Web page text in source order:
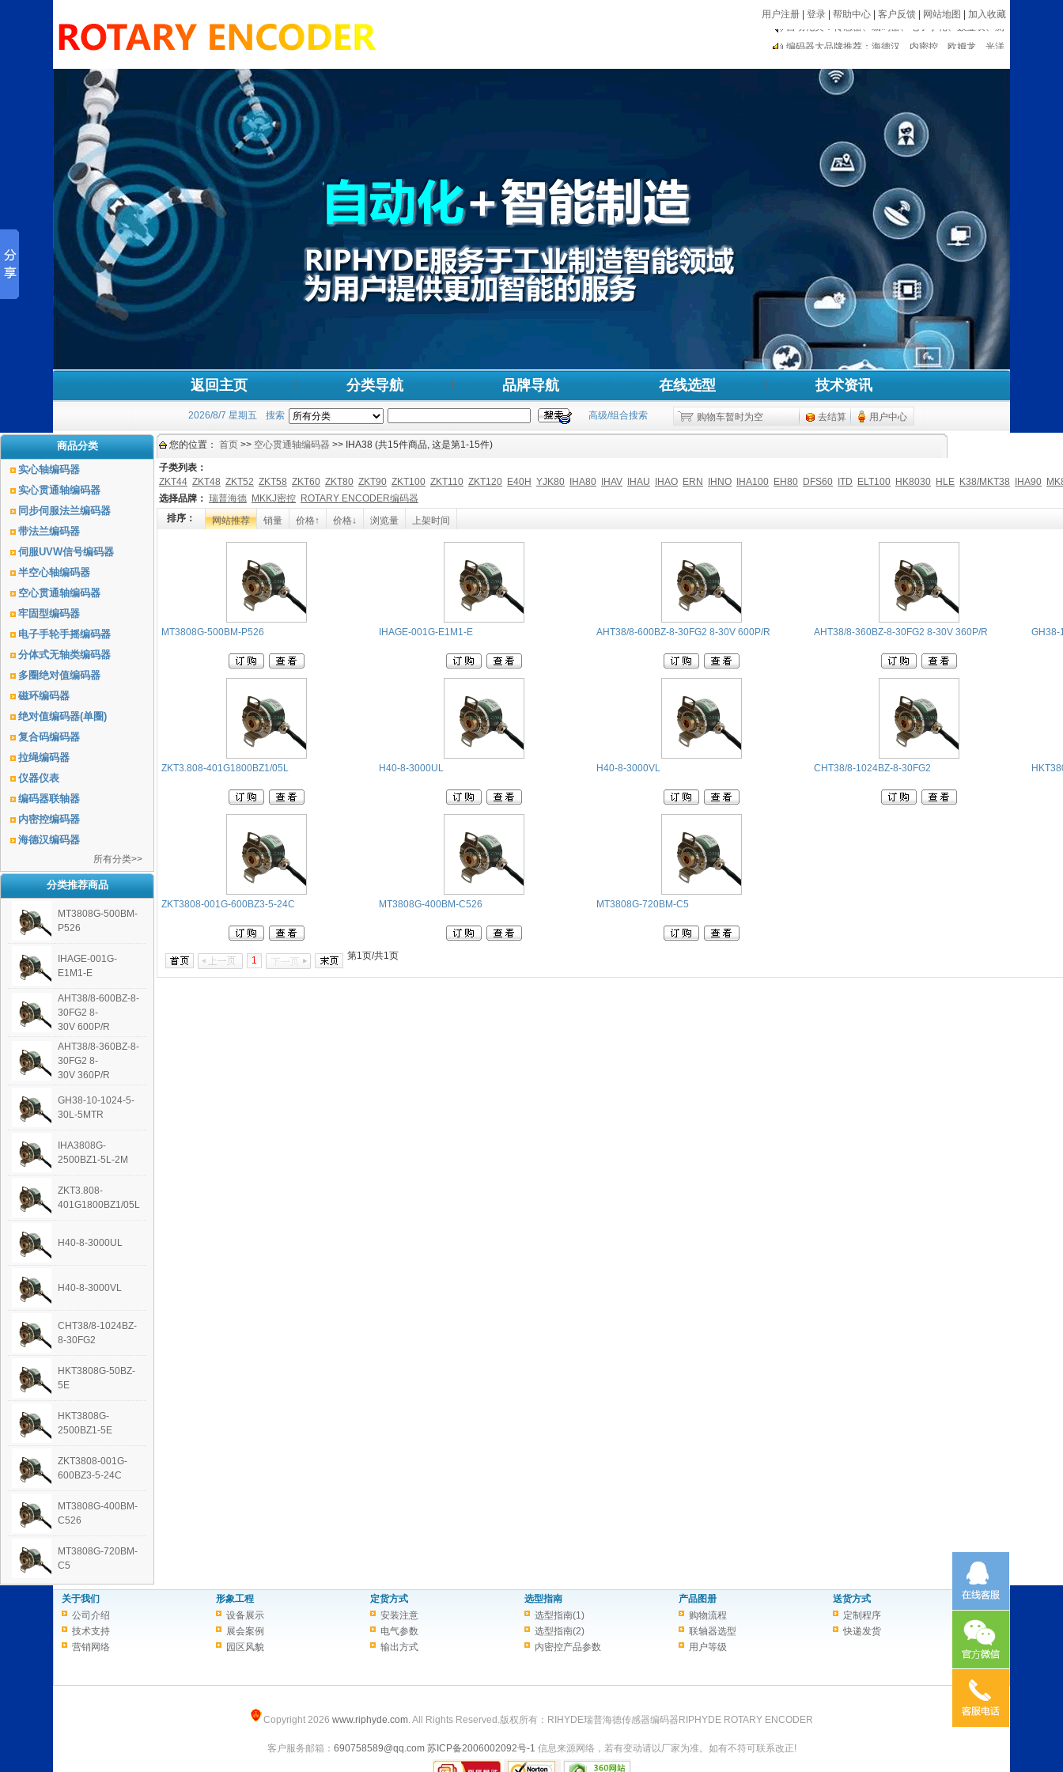
用户注册 登录 帮助中心 客户反馈 网站地图 加入收藏
速器等设备
编码器大品牌推荐：海德汉、内密控、欧姆龙、光洋
自动化类：传感器、编码器、电子手轮、数显表、测
返回主页 分类导航 品牌导航 在线选型 技术资讯
2026/8/7 星期五 搜索 高级/组合搜索 购物车暂时为空 去结算 用户中心
商品分类
实心轴编码器
实心贯通轴编码器
同步伺服法兰编码器
带法兰编码器
伺服UVW信号编码器
半空心轴编码器
空心贯通轴编码器
牢固型编码器
电子手轮手摇编码器
分体式无轴类编码器
多圈绝对值编码器
磁环编码器
绝对值编码器(单圈)
复合码编码器
拉绳编码器
仪器仪表
编码器联轴器
内密控编码器
海德汉编码器
所有分类>>
分类推荐商品
MT3808G-500BM-
P526
IHAGE-001G-
E1M1-E
AHT38/8-600BZ-8-
30FG2 8-
30V 600P/R
AHT38/8-360BZ-8-
30FG2 8-
30V 360P/R
GH38-10-1024-5-
30L-5MTR
IHA3808G-
2500BZ1-5L-2M
ZKT3.808-
401G1800BZ1/05L
H40-8-3000UL
H40-8-3000VL
CHT38/8-1024BZ-
8-30FG2
HKT3808G-50BZ-
5E
HKT3808G-
2500BZ1-5E
ZKT3808-001G-
600BZ3-5-24C
MT3808G-400BM-
C526
MT3808G-720BM-
C5
您的位置： 首页 >> 空心贯通轴编码器 >> IHA38 (共15件商品, 这是第1-15件)
子类列表：
ZKT44 ZKT48 ZKT52 ZKT58 ZKT60 ZKT80 ZKT90 ZKT100 ZKT110 ZKT120 E40H YJK80 IHA80 IHAV IHAU IHAO ERN IHNO IHA100 EH80 DFS60 ITD ELT100 HK8030 HLE K38/MKT38 IHA90
选择品牌： 瑞普海德 MKKJ密控 ROTARY ENCODER编码器
排序：
网站推荐 销量 价格↑ 价格↓ 浏览量 上架时间
MT3808G-500BM-P526 IHAGE-001G-E1M1-E AHT38/8-600BZ-8-30FG2 8-30V 600P/R AHT38/8-360BZ-8-30FG2 8-30V 360P/R GH38-
ZKT3.808-401G1800BZ1/05L H40-8-3000UL H40-8-3000VL CHT38/8-1024BZ-8-30FG2
ZKT3808-001G-600BZ3-5-24C MT3808G-400BM-C526 MT3808G-720BM-C5
第1页/共1页
1
关于我们
公司介绍
技术支持
营销网络
形象工程
设备展示
展会案例
园区风貌
定货方式
安装注意
电气参数
输出方式
选型指南
选型指南(1)
选型指南(2)
内密控产品参数
产品图册
购物流程
联轴器选型
用户等级
送货方式
定制程序
快递发货
Copyright 2026 www.riphyde.com. All Rights Reserved.版权所有：RIHYDE瑞普海德传感器编码器RIPHYDE ROTARY ENCODER
客户服务邮箱： 690758589@qq.com 苏ICP备2006002092号-1 信息来源网络，若有变动请以厂家为准。如有不符可联系改正!